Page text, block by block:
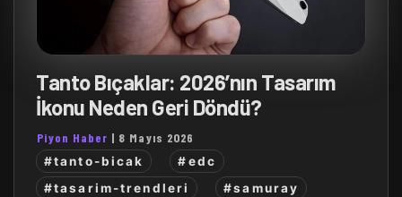
Tanto Bıçaklar: 2026’nın Tasarım
İkonu Neden Geri Döndü?
Piyon Haber | 8 Mayıs 2026
#tanto-bicak
#edc
#tasarim-trendleri
#samuray